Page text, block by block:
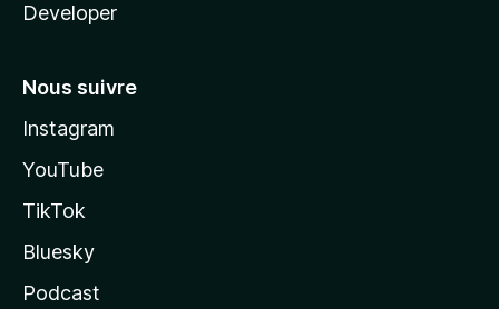
Developer
Nous suivre
Instagram
YouTube
TikTok
Bluesky
Podcast